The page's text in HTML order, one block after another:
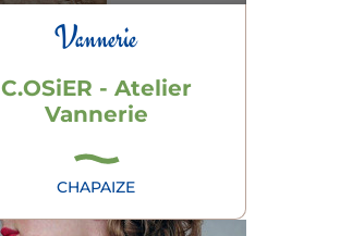
Vannerie
C.OSiER - Atelier
Vannerie
CHAPAIZE